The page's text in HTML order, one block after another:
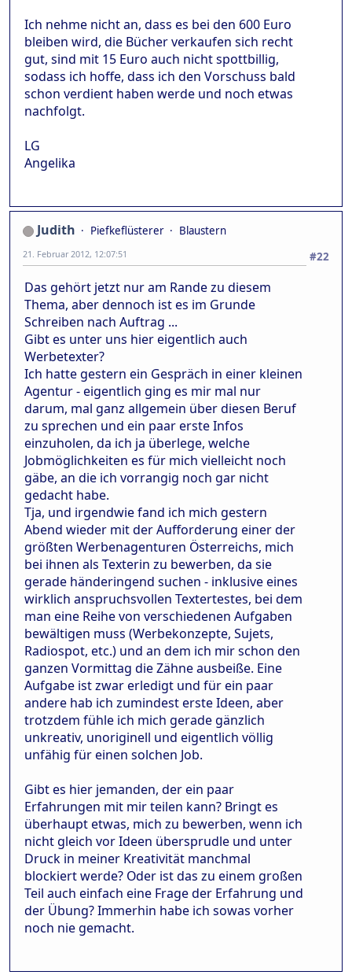
Ich nehme nicht an, dass es bei den 600 Euro
bleiben wird, die Bücher verkaufen sich recht
gut, sind mit 15 Euro auch nicht spottbillig,
sodass ich hoffe, dass ich den Vorschuss bald
schon verdient haben werde und noch etwas
nachfolgt.
LG
Angelika
Judith Piefkeflüsterer
Blaustern
#22
21. Februar 2012, 12:07:51
Das gehört jetzt nur am Rande zu diesem
Thema, aber dennoch ist es im Grunde
Schreiben nach Auftrag ...
Gibt es unter uns hier eigentlich auch
Werbetexter?
Ich hatte gestern ein Gespräch in einer kleinen
Agentur - eigentlich ging es mir mal nur
darum, mal ganz allgemein über diesen Beruf
zu sprechen und ein paar erste Infos
einzuholen, da ich ja überlege, welche
Jobmöglichkeiten es für mich vielleicht noch
gäbe, an die ich vorrangig noch gar nicht
gedacht habe.
Tja, und irgendwie fand ich mich gestern
Abend wieder mit der Aufforderung einer der
größten Werbenagenturen Österreichs, mich
bei ihnen als Texterin zu bewerben, da sie
gerade händeringend suchen - inklusive eines
wirklich anspruchsvollen Textertestes, bei dem
man eine Reihe von verschiedenen Aufgaben
bewältigen muss (Werbekonzepte, Sujets,
Radiospot, etc.) und an dem ich mir schon den
ganzen Vormittag die Zähne ausbeiße. Eine
Aufgabe ist zwar erledigt und für ein paar
andere hab ich zumindest erste Ideen, aber
trotzdem fühle ich mich gerade gänzlich
unkreativ, unoriginell und eigentlich völlig
unfähig für einen solchen Job.
Gibt es hier jemanden, der ein paar
Erfahrungen mit mir teilen kann? Bringt es
überhaupt etwas, mich zu bewerben, wenn ich
nicht gleich vor Ideen übersprudle und unter
Druck in meiner Kreativität manchmal
blockiert werde? Oder ist das zu einem großen
Teil auch einfach eine Frage der Erfahrung und
der Übung? Immerhin habe ich sowas vorher
noch nie gemacht.